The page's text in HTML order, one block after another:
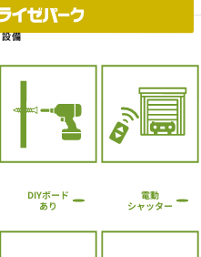
備
DIYボード
あり
電動
シャッター